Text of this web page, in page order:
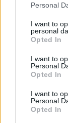
Personal
I want to
personal
Opted In
I want to
Personal
Opted In
I want to
Personal
Opted In
LO MÁS LEÍDO